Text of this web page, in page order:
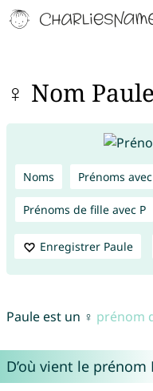
♀ Nom Paule
Noms Prénoms
Prénoms de fille avec P
Enregistrer Paule
Paule est un ♀ prénom
D’où vient le prénom